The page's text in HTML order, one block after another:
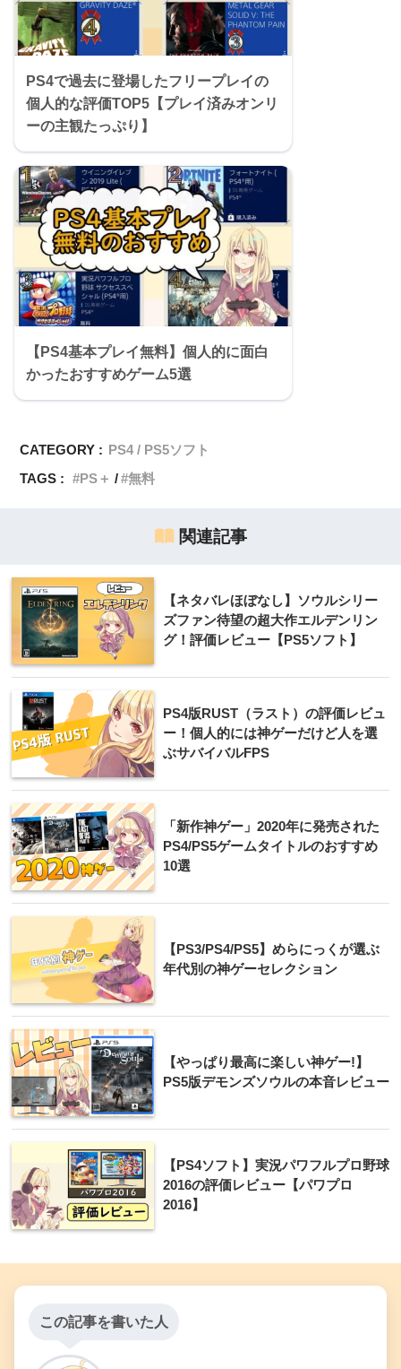
PS4で過去に登場したフリープレイの
個人的な評価TOP5【プレイ済みオンリ
ーの主観たっぷり】
【PS4基本プレイ無料】個人的に面白
かったおすすめゲーム5選
CATEGORY : PS4 / PS5ソフト
TAGS :
PS＋ 無料
関連記事
【ネタバレほぼなし】ソウルシリー
ズファン待望の超大作エルデンリン
グ！評価レビュー【PS5ソフト】
PS4版RUST（ラスト）の評価レビュ
ー！個人的には神ゲーだけど人を選
ぶサバイバルFPS
「新作神ゲー」2020年に発売された
PS4/PS5ゲームタイトルのおすすめ
10選
【PS3/PS4/PS5】めらにっくが選ぶ
年代別の神ゲーセレクション
【やっぱり最高に楽しい神ゲー!】
PS5版デモンズソウルの本音レビュー
【PS4ソフト】実況パワフルプロ野球
2016の評価レビュー【パワプロ
2016】
この記事を書いた人